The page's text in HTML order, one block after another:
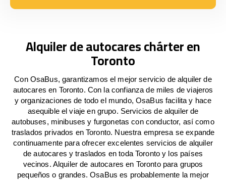
Alquiler de autocares chárter en
Toronto
Con OsaBus, garantizamos el mejor servicio de alquiler de
autocares en Toronto. Con la confianza de miles de viajeros
y organizaciones de todo el mundo, OsaBus facilita y hace
asequible el viaje en grupo. Servicios de alquiler de
autobuses, minibuses y furgonetas con conductor, así como
traslados privados en Toronto. Nuestra empresa se expande
continuamente para ofrecer excelentes servicios de alquiler
de autocares y traslados en toda Toronto y los países
vecinos. Alquiler de autocares en Toronto para grupos
pequeños o grandes. OsaBus es probablemente la mejor